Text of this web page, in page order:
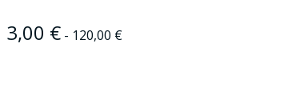
3,00 € - 120,00 €